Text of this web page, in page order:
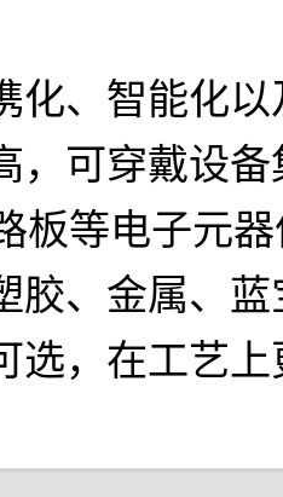
化、智能化
，可穿戴设
板等电子元
胶、金属、
选，在工艺